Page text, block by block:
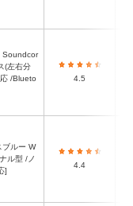
(左右分
/Blueto
4.5
ル型 /ノ
]
4.4